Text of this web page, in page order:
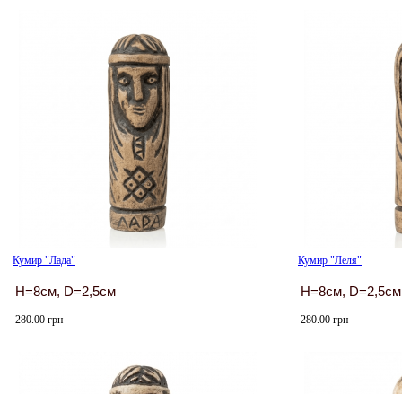
Кумир "Лада"
H=8см, D=2,5см
280.00 грн
Кумир "Леля"
H=8см, D=2,5см
280.00 грн